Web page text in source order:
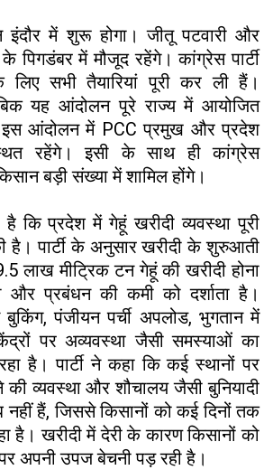
इंदौर में शुरू होगा। जीतू पटवारी और
के पिगडंबर में मौजूद रहेंगे। कांग्रेस पार्टी
सभी तैयारियां पूरी कर ली हैं।
यह आंदोलन पूरे राज्य में आयोजित
इस आंदोलन में PCC प्रमुख और प्रदेश
रहेंगे। इसी के साथ ही कांग्रेस
बड़ी संख्या में शामिल होंगे।
कि प्रदेश में गेहूं खरीदी व्यवस्था पूरी
है। पार्टी के अनुसार खरीदी के शुरुआती
लाख मीट्रिक टन गेहूं की खरीदी होना
और प्रबंधन की कमी को दर्शाता है।
बुकिंग, पंजीयन पर्ची अपलोड, भुगतान में
पर अव्यवस्था जैसी समस्याओं का
है। पार्टी ने कहा कि कई स्थानों पर
व्यवस्था और शौचालय जैसी बुनियादी
नहीं हैं, जिससे किसानों को कई दिनों तक
है। खरीदी में देरी के कारण किसानों को
अपनी उपज बेचनी पड़ रही है।